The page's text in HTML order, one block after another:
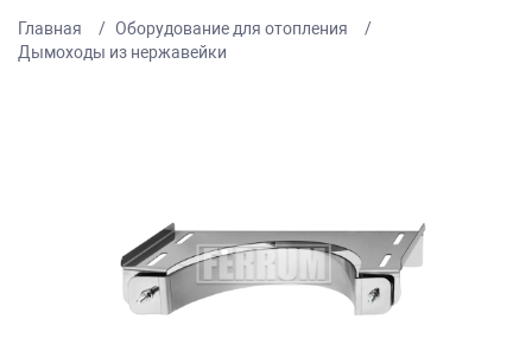
Главная
Оборудование для отопления
Дымоходы из нержавейки